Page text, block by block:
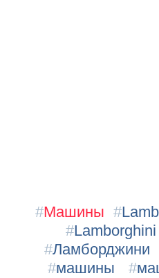
#Машины #
#Lamborghini
#Ламборджини
#машины #